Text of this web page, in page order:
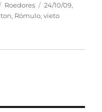
Categorías
Roedores Etiquetas
24/10/09,
, Rómulo,vieto